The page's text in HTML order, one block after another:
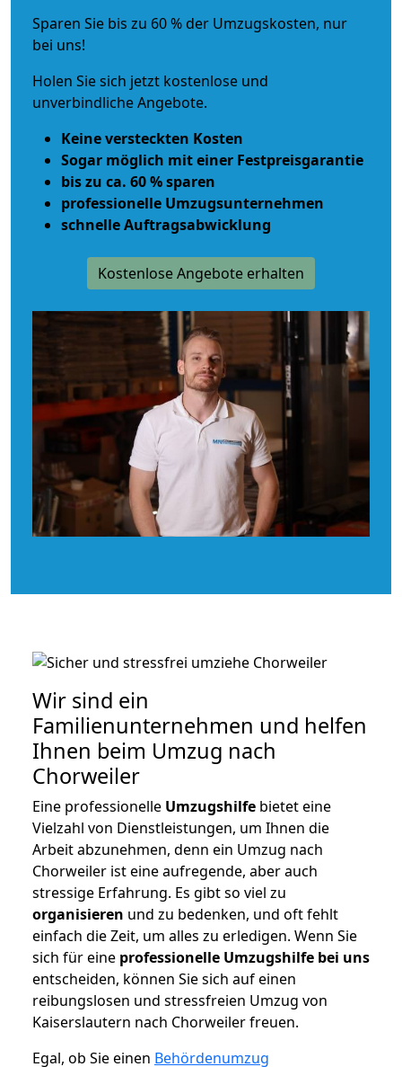
Sparen Sie bis zu 60 % der Umzugskosten, nur
bei uns!
Holen Sie sich jetzt kostenlose und
unverbindliche Angebote.
Keine versteckten Kosten
Sogar möglich mit einer Festpreisgarantie
bis zu ca. 60 % sparen
professionelle Umzugsunternehmen
schnelle Auftragsabwicklung
Kostenlose Angebote erhalten
Wir sind ein
Familienunternehmen und helfen
Ihnen beim Umzug nach
Chorweiler
Eine professionelle Umzugshilfe bietet eine
Vielzahl von Dienstleistungen, um Ihnen die
Arbeit abzunehmen, denn ein Umzug nach
Chorweiler ist eine aufregende, aber auch
stressige Erfahrung. Es gibt so viel zu
organisieren und zu bedenken, und oft fehlt
einfach die Zeit, um alles zu erledigen. Wenn Sie
sich für eine professionelle Umzugshilfe bei uns
entscheiden, können Sie sich auf einen
reibungslosen und stressfreien Umzug von
Kaiserslautern nach Chorweiler freuen.
Egal, ob Sie einen Behördenumzug